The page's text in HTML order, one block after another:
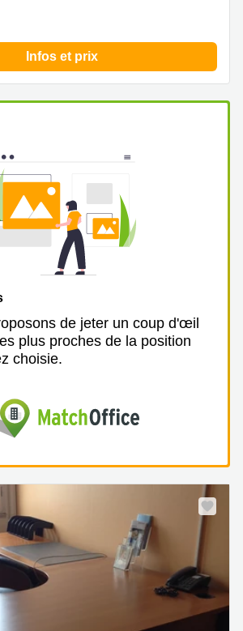
Infos et prix
de jeter un coup d'œil
plus proches de la position
choisie.